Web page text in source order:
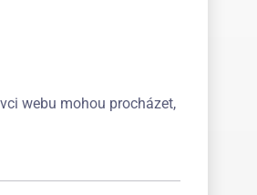
webu mohou procházet,